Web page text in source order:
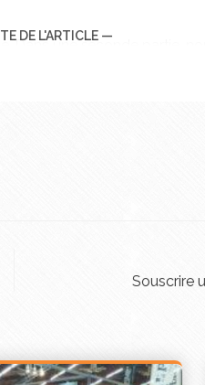
Dans une seconde partie,
DE L'ARTICLE —
Souscrire